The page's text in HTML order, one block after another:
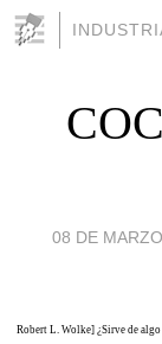
08 DE
Robert L. Wolke] ¿Sirve de